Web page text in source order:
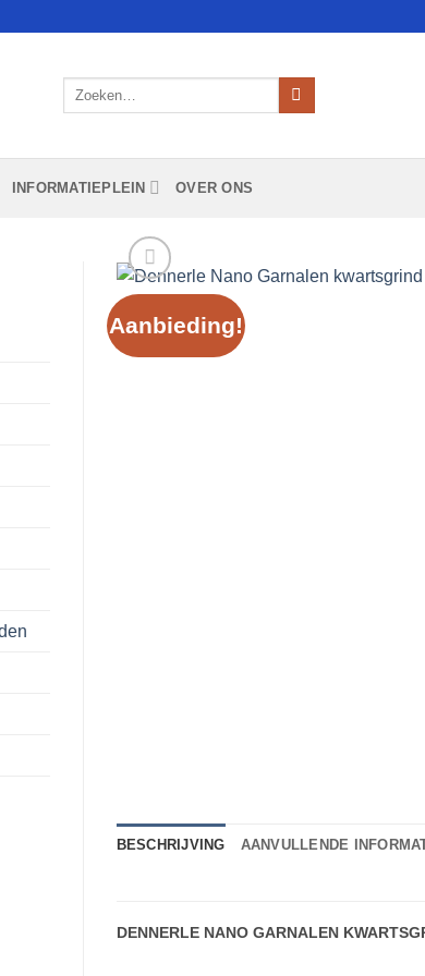
Zoeken
INFORMATIEPLEIN OVER ONS
Aanbieding!
BESCHRIJVING AANVULLENDE
DENNERLE NANO GARNALEN